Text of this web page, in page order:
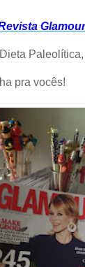
Glamour
pra vocês!